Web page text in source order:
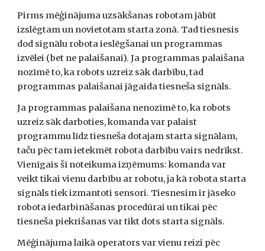
Pirms mēģinājuma uzsākšanas robotam jābūt
izslēgtam un novietotam starta zonā. Tad tiesnesis
dod signālu robota ieslēgšanai un programmas
izvēlei (bet ne palaišanai). Ja programmas palaišana
nozīmē to, ka robots uzreiz sāk darbību, tad
programmas palaišanai jāgaida tiesneša signāls.
Ja programmas palaišana nenozīmē to, ka robots
uzreiz sāk darboties, komanda var palaist
programmu līdz tiesneša dotajam starta signālam,
taču pēc tam ietekmēt robota darbību vairs nedrīkst.
Vienīgais šī noteikuma izņēmums: komanda var
veikt tikai vienu darbību ar robotu, ja kā robota starta
signāls tiek izmantoti sensori. Tiesnesim ir jāseko
robota iedarbināšanas procedūrai un tikai pēc
tiesneša piekrišanas var tikt dots starta signāls.
Mēģinājuma laikā operators var vienu reizi pēc